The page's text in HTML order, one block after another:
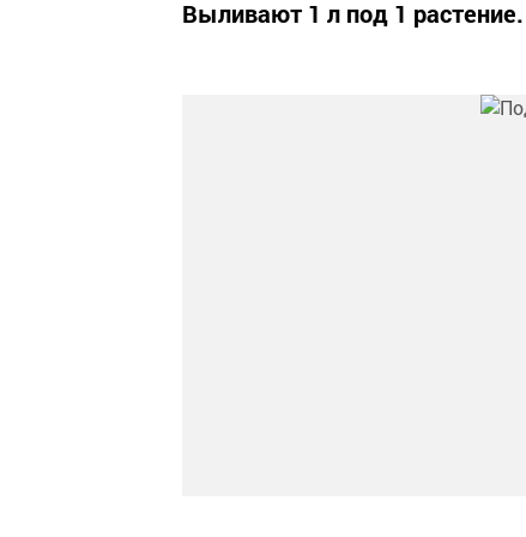
Выливают 1 л под 1 растение.